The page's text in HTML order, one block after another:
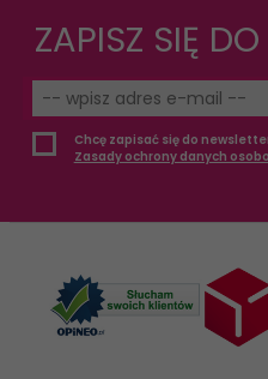
ZAPISZ SIĘ
Chcę zapisać się do
Zasady ochrony danych